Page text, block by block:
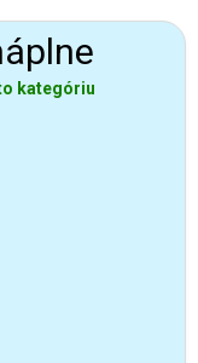
kategóriu